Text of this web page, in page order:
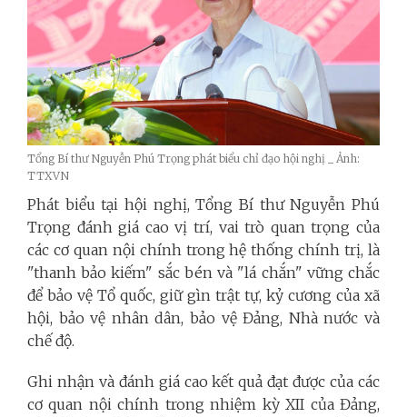
Tổng Bí thư Nguyễn Phú Trọng phát biểu chỉ đạo hội nghị _ Ảnh:
TTXVN
Phát biểu tại hội nghị, Tổng Bí thư Nguyễn Phú
Trọng đánh giá cao vị trí, vai trò quan trọng của
các cơ quan nội chính trong hệ thống chính trị, là
"thanh bảo kiếm" sắc bén và "lá chắn" vững chắc
để bảo vệ Tổ quốc, giữ gìn trật tự, kỷ cương của xã
hội, bảo vệ nhân dân, bảo vệ Đảng, Nhà nước và
chế độ.
Ghi nhận và đánh giá cao kết quả đạt được của các
cơ quan nội chính trong nhiệm kỳ XII của Đảng,